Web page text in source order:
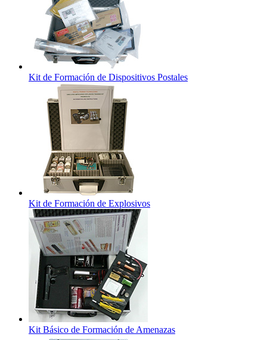
Kit de Formación de Dispositivos Postales
Kit de Formación de Explosivos
Kit Básico de Formación de Amenazas